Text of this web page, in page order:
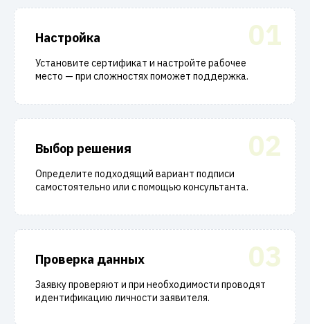
01
Настройка
Установите сертификат и настройте рабочее
место — при сложностях поможет поддержка.
02
Выбор решения
Определите подходящий вариант подписи
самостоятельно или с помощью консультанта.
03
Проверка данных
Заявку проверяют и при необходимости проводят
идентификацию личности заявителя.